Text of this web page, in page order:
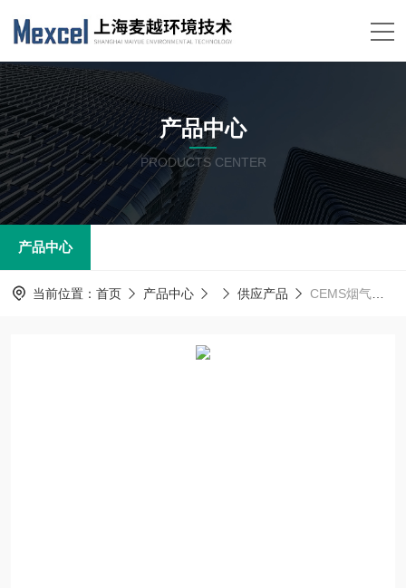
产品中心
PRODUCTS CENTER
产品中心
当前位置： 首页 产品中心 供应产品 CEMS烟气在线监测系统的售后服务及运维的目的